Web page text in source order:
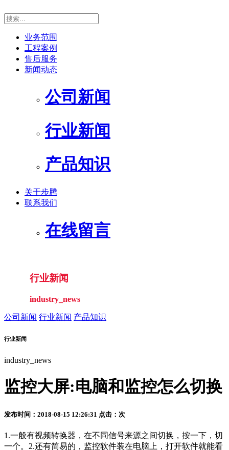
业务范围
工程案例
售后服务
新闻动态
公司新闻
行业新闻
产品知识
关于步腾
联系我们
在线留言
行业新闻
industry_news
公司新闻 行业新闻 产品知识
行业新闻
industry_news
监控大屏:电脑和监控怎么切换
发布时间：2018-08-15 12:26:31 点击： 次
1.一般有视频转换器，在不同信号来源之间切换，按一下，切
一个。2.还有简易的，监控软件装在电脑上，打开软件就能看